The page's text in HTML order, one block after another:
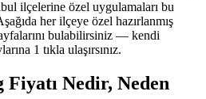
ilçelerine özel uygulamaları bu
her ilçeye özel hazırlanmış
bulabilirsiniz — kendi
1 tıkla ulaşırsınız.
Fiyatı Nedir, Neden